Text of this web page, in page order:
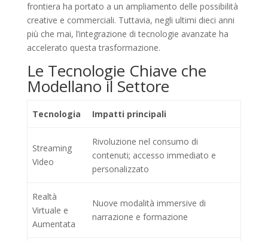
frontiera ha portato a un ampliamento delle possibilità
creative e commerciali. Tuttavia, negli ultimi dieci anni
più che mai, l’integrazione di tecnologie avanzate ha
accelerato questa trasformazione.
Le Tecnologie Chiave che
Modellano il Settore
Tecnologia Impatti principali
Streaming
Video
Rivoluzione nel consumo di
contenuti; accesso immediato e
personalizzato
Realtà
Virtuale e
Aumentata
Nuove modalità immersive di
narrazione e formazione